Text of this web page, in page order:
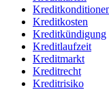
Kreditkosten
Kreditkündigung
Kreditlaufzeit
Kreditmarkt
Kreditrecht
Kreditrisiko